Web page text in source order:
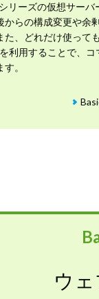
リーズの仮想サー
からの構成変更や余
た、どれだけ使って
利用することで、
。
ウ